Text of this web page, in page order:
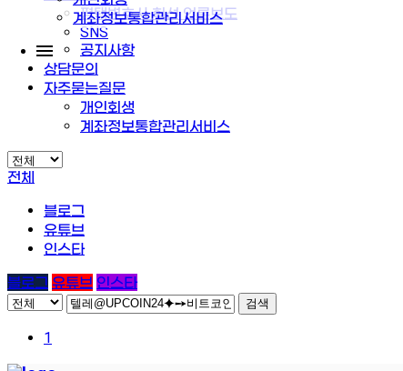
계좌정보통합관리서비스
평택변호사 휘선 언론보도
SNS
공지사항
상담문의
자주묻는질문
개인회생
계좌정보통합관리서비스
전체
블로그
유튜브
인스타
블로그 유튜브 인스타
검색
1